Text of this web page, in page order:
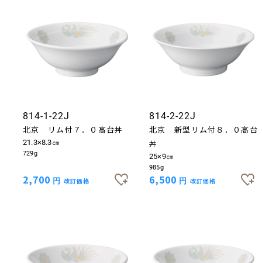
814-1-22J
北京 リム付７．０高台丼
21.3×8.3㎝
729g
2,700 円 改訂価格
814-2-22J
北京 新型リム付８．０高台
丼
25×9㎝
985g
6,500 円 改訂価格